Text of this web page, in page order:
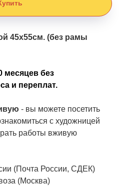
45х55см. (без рамы
месяцев без
и переплат.
- вы можете посетить
с художницей
работы вживую
(Почта России, СДЕК)
(Москва)